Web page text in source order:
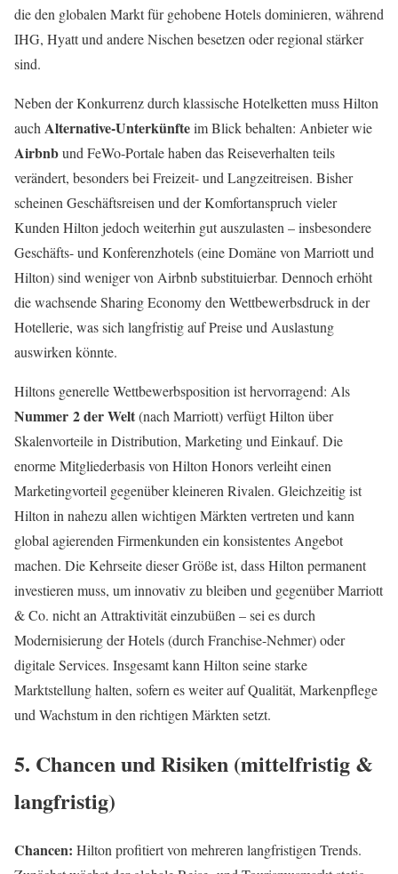
die den globalen Markt für gehobene Hotels dominieren, während
IHG, Hyatt und andere Nischen besetzen oder regional stärker
sind.
Neben der Konkurrenz durch klassische Hotelketten muss Hilton
auchAlternative-Unterkünfteim Blick behalten: Anbieter wie
Airbnbund FeWo-Portale haben das Reiseverhalten teils
verändert, besonders bei Freizeit- und Langzeitreisen. Bisher
scheinen Geschäftsreisen und der Komfortanspruch vieler
Kunden Hilton jedoch weiterhin gut auszulasten – insbesondere
Geschäfts- und Konferenzhotels (eine Domäne von Marriott und
Hilton) sind weniger von Airbnb substituierbar. Dennoch erhöht
die wachsende Sharing Economy den Wettbewerbsdruck in der
Hotellerie, was sich langfristig auf Preise und Auslastung
auswirken könnte.
Hiltons generelle Wettbewerbsposition ist hervorragend: Als
Nummer 2 der Welt(nach Marriott) verfügt Hilton über
Skalenvorteile in Distribution, Marketing und Einkauf. Die
enorme Mitgliederbasis von Hilton Honors verleiht einen
Marketingvorteil gegenüber kleineren Rivalen. Gleichzeitig ist
Hilton in nahezu allen wichtigen Märkten vertreten und kann
global agierenden Firmenkunden ein konsistentes Angebot
machen. Die Kehrseite dieser Größe ist, dass Hilton permanent
investieren muss, um innovativ zu bleiben und gegenüber Marriott
& Co. nicht an Attraktivität einzubüßen – sei es durch
Modernisierung der Hotels (durch Franchise-Nehmer) oder
digitale Services. Insgesamt kann Hilton seine starke
Marktstellung halten, sofern es weiter auf Qualität, Markenpflege
und Wachstum in den richtigen Märkten setzt.
5. Chancen und Risiken (mittelfristig &
langfristig)
Chancen: Hilton profitiert von mehreren langfristigen Trends.